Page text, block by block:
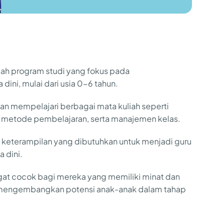
program studi yang fokus pada
mulai dari usia 0-6 tahun.
mempelajari berbagai mata kuliah seperti
pembelajaran, serta manajemen kelas.
yang dibutuhkan untuk menjadi guru
dini.
cocok bagi mereka yang memiliki minat dan
potensi anak-anak dalam tahap